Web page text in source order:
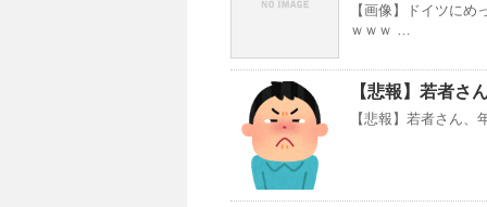
【画像】ドイツに
ｗｗｗ …
【悲報】若者さ
【悲報】若者さん